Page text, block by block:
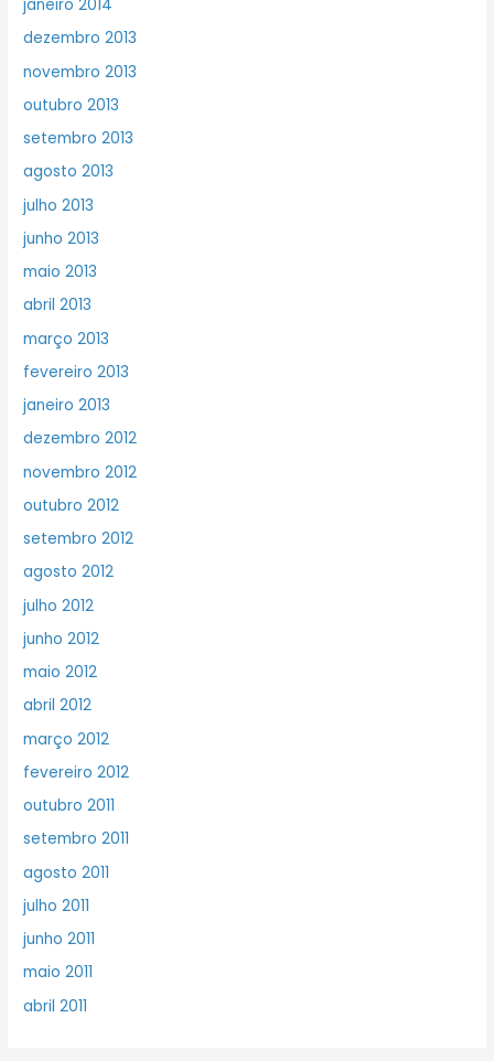
janeiro 2014
dezembro 2013
novembro 2013
outubro 2013
setembro 2013
agosto 2013
julho 2013
junho 2013
maio 2013
abril 2013
março 2013
fevereiro 2013
janeiro 2013
dezembro 2012
novembro 2012
outubro 2012
setembro 2012
agosto 2012
julho 2012
junho 2012
maio 2012
abril 2012
março 2012
fevereiro 2012
outubro 2011
setembro 2011
agosto 2011
julho 2011
junho 2011
maio 2011
abril 2011